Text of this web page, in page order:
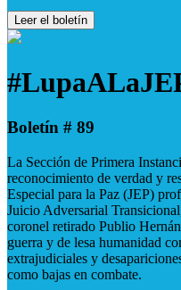
Leer el boletín
Boletín # 89
La Sección de Primera
reconocimiento de verdad y
Especial para la Paz (JEP)
Juicio Adversarial
coronel retirado Publio
guerra y de lesa humanidad
extrajudiciales y
como bajas en combate.